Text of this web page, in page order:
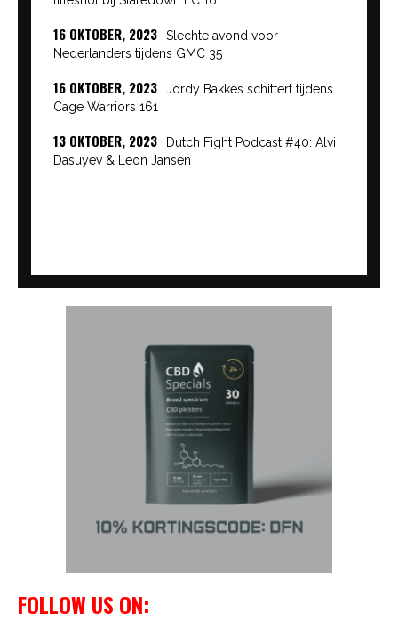
16 OKTOBER, 2023
Slechte avond voor
Nederlanders tijdens GMC 35
16 OKTOBER, 2023
Jordy Bakkes schittert tijdens
Cage Warriors 161
13 OKTOBER, 2023
Dutch Fight Podcast #40: Alvi
Dasuyev & Leon Jansen
FOLLOW US ON: